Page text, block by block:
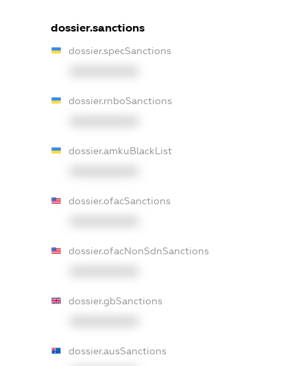
dossier.sanctions
dossier.specSanctions
dossier.rnboSanctions
dossier.amkuBlackList
dossier.ofacSanctions
dossier.ofacNonSdnSanctions
dossier.gbSanctions
dossier.ausSanctions